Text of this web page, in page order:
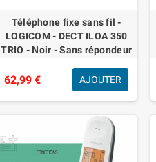
Téléphone fixe sans fil -
LOGICOM - DECT ILOA 350
TRIO - Noir - Sans répondeur
62,99 € AJOUTER